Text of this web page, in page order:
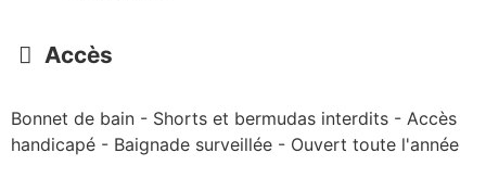
Accès
Bonnet de bain - Shorts et bermudas interdits - Accès
handicapé - Baignade surveillée - Ouvert toute l'année